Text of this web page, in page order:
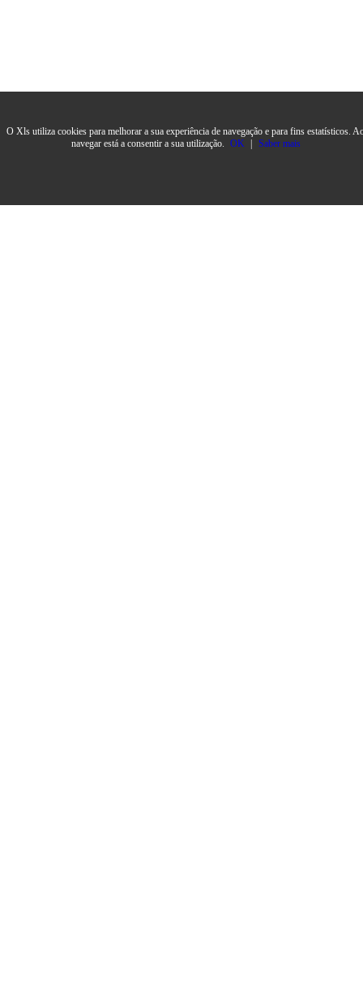
O Xls utiliza cookies para melhorar a sua experiência de navegação e para fins estatísticos.
navegar está a consentir a sua utilização. OK Saber mais